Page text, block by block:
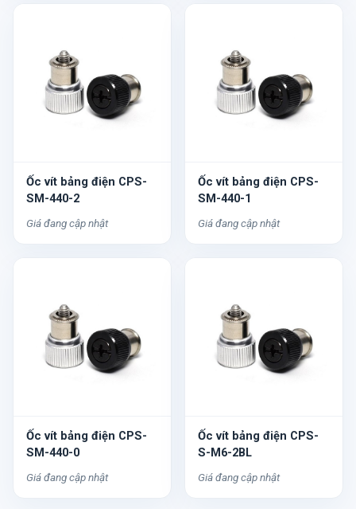
Ốc vít bảng điện CPS-
SM-440-2
Giá đang cập nhật
Ốc vít bảng điện CPS-
SM-440-1
Giá đang cập nhật
Ốc vít bảng điện CPS-
SM-440-0
Giá đang cập nhật
Ốc vít bảng điện CPS-
S-M6-2BL
Giá đang cập nhật